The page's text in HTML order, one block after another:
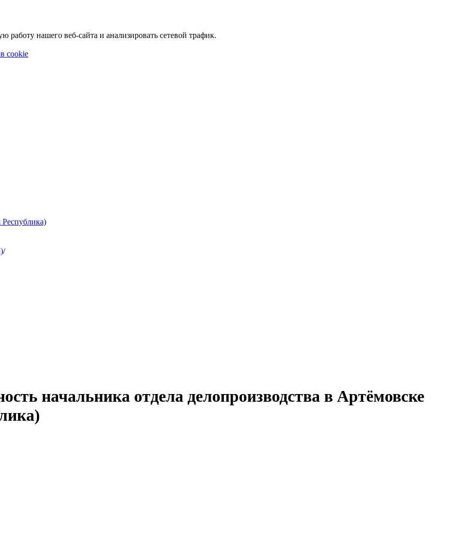
нашего веб-сайта и анализировать сетевой трафик.
cookie
/
начальника отдела делопроизводства в Артёмовске